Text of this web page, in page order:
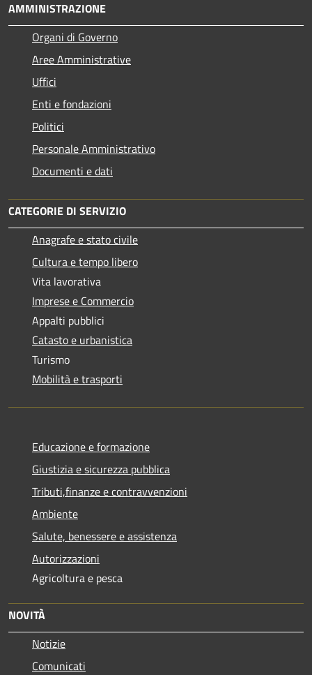
AMMINISTRAZIONE
Organi di Governo
Aree Amministrative
Uffici
Enti e fondazioni
Politici
Personale Amministrativo
Documenti e dati
CATEGORIE DI SERVIZIO
Anagrafe e stato civile
Cultura e tempo libero
Vita lavorativa
Imprese e Commercio
Appalti pubblici
Catasto e urbanistica
Turismo
Mobilità e trasporti
Educazione e formazione
Giustizia e sicurezza pubblica
Tributi,finanze e contravvenzioni
Ambiente
Salute, benessere e assistenza
Autorizzazioni
Agricoltura e pesca
NOVITÀ
Notizie
Comunicati